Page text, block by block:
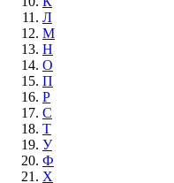
Л
М
Н
О
П
Р
С
Т
У
Ф
Х